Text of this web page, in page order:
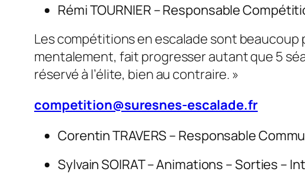
Rémi TOURNIER – Responsable
Les compétitions en escalade sont
mentalement, fait progresser autant que 5
réservé à l’élite, bien au contraire. »
competition@suresnes-escalade.fr
Corentin TRAVERS – Responsable
Sylvain SOIRAT – Animations – Sorties –